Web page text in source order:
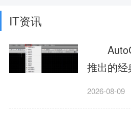
IT资讯
推出的
工具，
2026-08-09